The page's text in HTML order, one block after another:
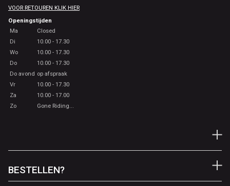
VOOR RETOUREN KLIK HIER
Openingstijden
Ma
Closed
Di
10.00 - 17.30
Wo
10.00 - 17.30
Do
10.00 - 17.30
Do avond op afspraak
Vr
10.00 - 17.30
Za
10.00 - 17.00
Zo
Gone Riding...
BESTELLEN?